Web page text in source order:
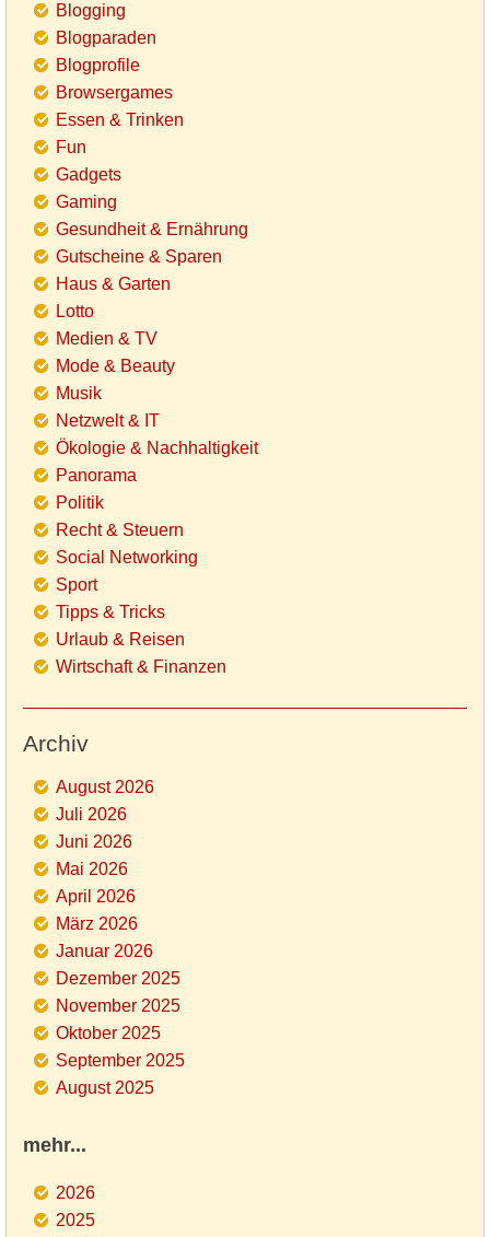
Blogging
Blogparaden
Blogprofile
Browsergames
Essen & Trinken
Fun
Gadgets
Gaming
Gesundheit & Ernährung
Gutscheine & Sparen
Haus & Garten
Lotto
Medien & TV
Mode & Beauty
Musik
Netzwelt & IT
Ökologie & Nachhaltigkeit
Panorama
Politik
Recht & Steuern
Social Networking
Sport
Tipps & Tricks
Urlaub & Reisen
Wirtschaft & Finanzen
Archiv
August 2026
Juli 2026
Juni 2026
Mai 2026
April 2026
März 2026
Januar 2026
Dezember 2025
November 2025
Oktober 2025
September 2025
August 2025
mehr...
2026
2025